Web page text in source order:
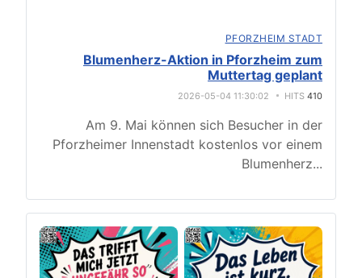
PFORZHEIM STADT
Blumenherz-Aktion in Pforzheim zum
Muttertag geplant
2026-05-04 11:30:02 HITS 410
Am 9. Mai können sich Besucher in der
Pforzheimer Innenstadt kostenlos vor einem
Blumenherz...